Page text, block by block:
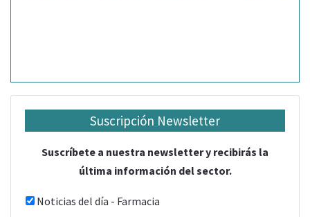
Suscripción Newsletter
Suscríbete a nuestra newsletter y recibirás la
última información del sector.
Noticias del día - Farmacia